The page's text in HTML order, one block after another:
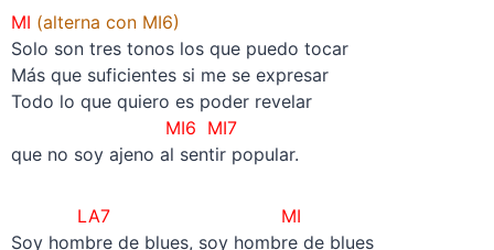
MI (alterna con MI6)
Solo son tres tonos los que puedo tocar
Más que suficientes si me se expresar
Todo lo que quiero es poder revelar
MI6 MI7
que no soy ajeno al sentir popular.
LA7 MI
Soy hombre de blues, soy hombre de blues